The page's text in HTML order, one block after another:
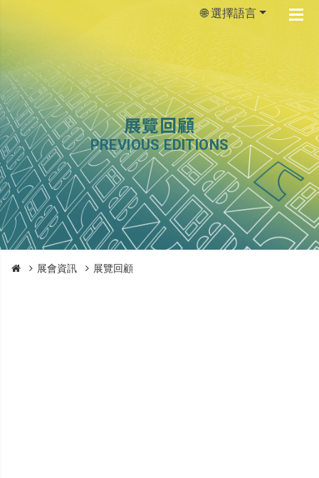
🌐 選擇語言
展覽回顧
PREVIOUS EDITIONS
展會資訊 展覽回顧